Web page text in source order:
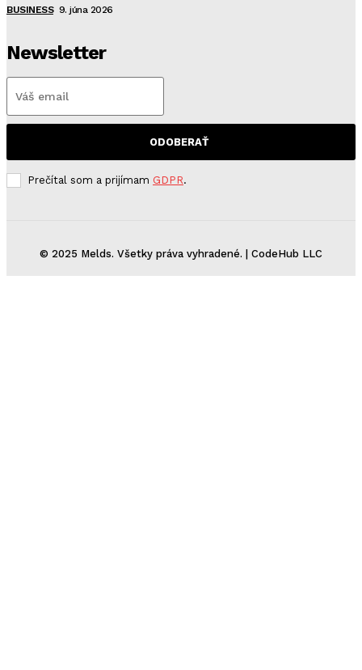
BUSINESS 9. júna 2026
Newsletter
ODOBERAŤ
Prečítal som a prijímam GDPR.
© 2025 Melds. Všetky práva vyhradené. | CodeHub LLC